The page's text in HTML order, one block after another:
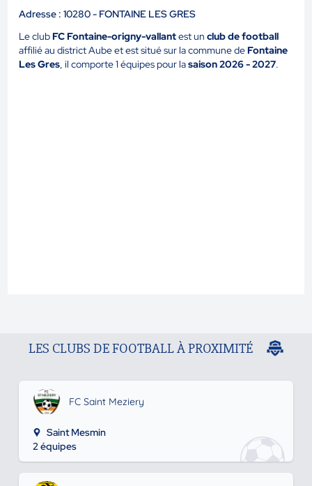
Adresse : 10280 - FONTAINE LES GRES
Le clubFC Fontaine-origny-vallantest unclub de football
affilié au district Aube et est situé sur la commune deFontaine
Les Gres, il comporte 1 équipes pour lasaison 2026 - 2027.
LES CLUBS DE FOOTBALL À PROXIMITÉ
FC Saint Meziery
Saint Mesmin
2 équipes